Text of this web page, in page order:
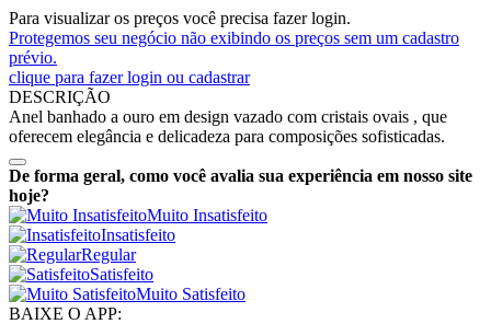
Para visualizar os preços você precisa fazer login.
Protegemos seu negócio não exibindo os preços sem um cadastro
prévio.
clique para fazer login ou cadastrar
DESCRIÇÃO
Anel banhado a ouro em design vazado com cristais ovais , que
oferecem elegância e delicadeza para composições sofisticadas.
De forma geral, como você avalia sua experiência em nosso site
hoje?
Muito Insatisfeito
Insatisfeito
Regular
Satisfeito
Muito Satisfeito
BAIXE O APP: